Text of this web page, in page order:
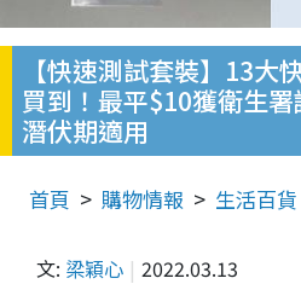
【快速測試套裝】13大
買到！最平$10獲衛生
潛伏期適用
首頁 購物情報 生活百貨
文: 梁穎心 2022.03.13